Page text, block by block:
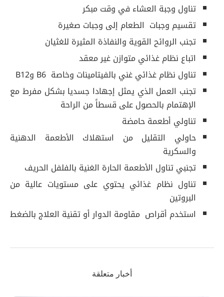
تناول وجبة العشاء في وقت مبكر
تقسيم وجبات الطعام إلى وجبات صغيرة
تجنب الروائح القوية والنفاذة المثيرة للغثيان
اتباع نظام غذائي متوازن غير معقد
تناول نظام غذائي غني بالفيتامينات وخاصة B6 وB12
تجنب العمل الذي يمثل إجهادا جسديا بشكل مفرط مع
الإهتمام بالحصول على قسطاً من الراحة
تناولي أطعمة حامضة
حاولي التقليل من استهلاك الأطعمة الدهنية
والسكرية
تجنبي تناول الأطعمة الحارة الغنية بالفلفل الحريف
تناول نظام غذائي يحتوي على مستويات عالية من
البروتين
استخدم أقراص مقاومة الدوار أو تقنية العلاج بالضغط
أخبار متعلقة